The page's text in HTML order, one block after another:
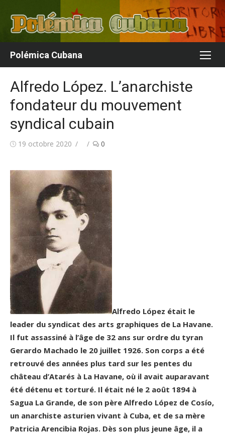
contenu
Polémica Cubana
Alfredo López. L’anarchiste
fondateur du mouvement
syndical cubain
Publié19 octobre 2020 Auteur/autrice
0
Alfredo López était le
leader du syndicat des arts graphiques de La Havane.
Il fut assassiné à l’âge de 32 ans sur ordre du tyran
Gerardo Machado le 20 juillet 1926. Son corps a été
retrouvé des années plus tard sur les pentes du
château d’Atarés à La Havane, où il avait auparavant
été détenu et torturé. Il était né le 2 août 1894 à
Sagua La Grande, de son père Alfredo López de Cosío,
un anarchiste asturien vivant à Cuba, et de sa mère
Patricia Arencibia Rojas. Dès son plus jeune âge, il a